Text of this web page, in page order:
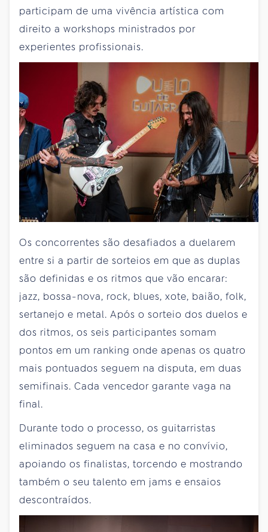
participam de uma vivência artística com
direito a workshops ministrados por
experientes profissionais.
Os concorrentes são desafiados a duelarem
entre si a partir de sorteios em que as duplas
são definidas e os ritmos que vão encarar:
jazz, bossa-nova, rock, blues, xote, baião, folk,
sertanejo e metal. Após o sorteio dos duelos e
dos ritmos, os seis participantes somam
pontos em um ranking onde apenas os quatro
mais pontuados seguem na disputa, em duas
semifinais. Cada vencedor garante vaga na
final.
Durante todo o processo, os guitarristas
eliminados seguem na casa e no convívio,
apoiando os finalistas, torcendo e mostrando
também o seu talento em jams e ensaios
descontraídos.